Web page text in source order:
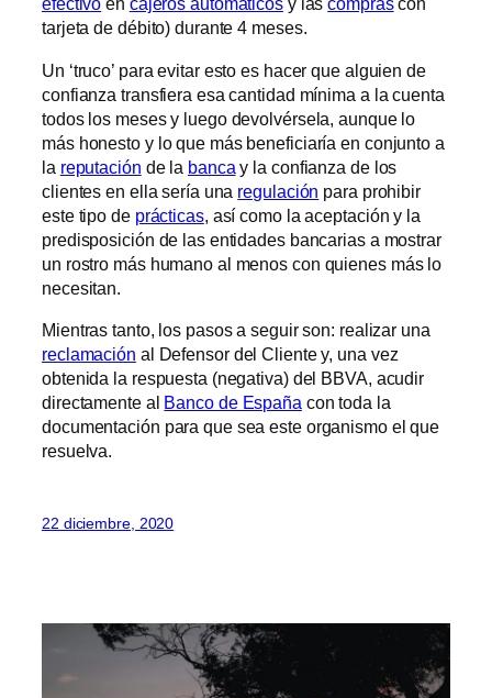
tarjeta de débito) durante 4 meses.
Un ‘truco’ para evitar esto es hacer que alguien de
confianza transfiera esa cantidad mínima a la cuenta
todos los meses y luego devolvérsela, aunque lo
más honesto y lo que más beneficiaría en conjunto a
la reputación de la banca y la confianza de los
clientes en ella sería una regulación para prohibir
este tipo de prácticas, así como la aceptación y la
predisposición de las entidades bancarias a mostrar
un rostro más humano al menos con quienes más lo
necesitan.
Mientras tanto, los pasos a seguir son: realizar una
reclamación al Defensor del Cliente y, una vez
obtenida la respuesta (negativa) del BBVA, acudir
directamente al Banco de España con toda la
documentación para que sea este organismo el que
resuelva.
22 diciembre, 2020